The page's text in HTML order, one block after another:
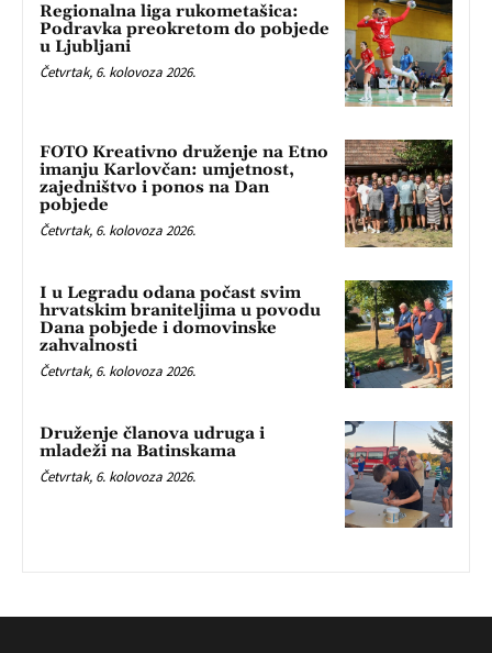
Regionalna liga rukometašica:
Podravka preokretom do pobjede
u Ljubljani
Četvrtak, 6. kolovoza 2026.
FOTO Kreativno druženje na Etno
imanju Karlovčan: umjetnost,
zajedništvo i ponos na Dan
pobjede
Četvrtak, 6. kolovoza 2026.
I u Legradu odana počast svim
hrvatskim braniteljima u povodu
Dana pobjede i domovinske
zahvalnosti
Četvrtak, 6. kolovoza 2026.
Druženje članova udruga i
mladeži na Batinskama
Četvrtak, 6. kolovoza 2026.